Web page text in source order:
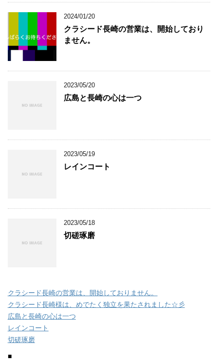
2024/01/20
クラシード長崎の営業は、開始しており
ません。
2023/05/20
広島と長崎の心は一つ
2023/05/19
レインコート
2023/05/18
切磋琢磨
クラシード長崎の営業は、開始しておりません。
クラシード長崎様は、めでたく独立を果たされました☆彡
広島と長崎の心は一つ
レインコート
切磋琢磨
■